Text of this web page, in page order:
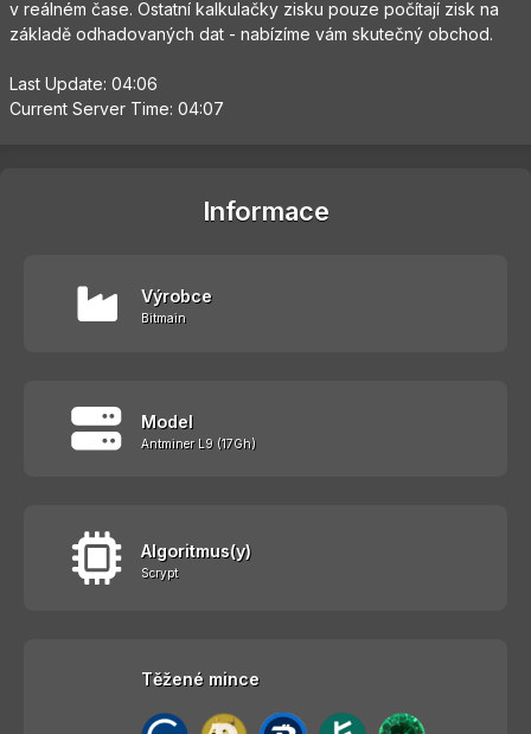
v reálném čase. Ostatní kalkulačky zisku pouze počítají zisk na
základě odhadovaných dat - nabízíme vám skutečný obchod.
Last Update: 04:06
Current Server Time: 04:07
Informace
Výrobce
Bitmain
Model
Antminer L9 (17Gh)
Algoritmus(y)
Scrypt
Těžené mince